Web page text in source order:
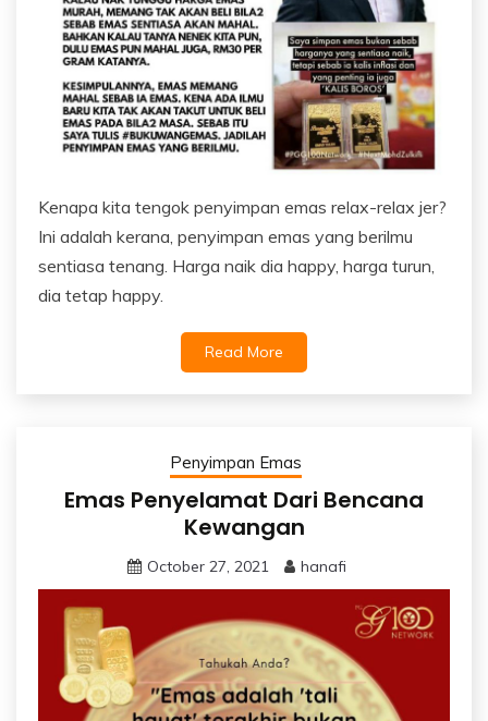
Kenapa kita tengok penyimpan emas relax-relax jer?
Ini adalah kerana, penyimpan emas yang berilmu
sentiasa tenang. Harga naik dia happy, harga turun,
dia tetap happy.
Read More
Penyimpan Emas
Emas Penyelamat Dari Bencana
Kewangan
October 27, 2021 hanafi